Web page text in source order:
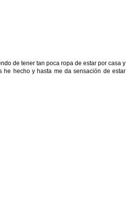
de tener tan poca ropa de estar por casa y
hecho y hasta me da sensación de estar